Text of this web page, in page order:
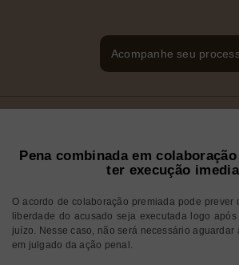
Acompanhe seu
Pena combinada em
ter execução
O acordo de colaboração premiada pode prever
liberdade do acusado seja executada logo
juízo. Nesse caso, não será necessário aguardar
em julgado da ação penal.